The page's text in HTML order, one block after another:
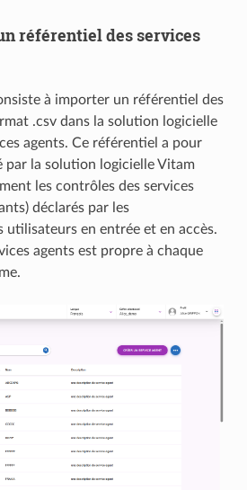
référentiel des services
à importer un référentiel des
.csv dans la solution logicielle
agents. Ce référentiel a pour
par la solution logicielle Vitam
les contrôles des services
déclarés par les
utilisateurs en entrée et en accès.
agents est propre à chaque